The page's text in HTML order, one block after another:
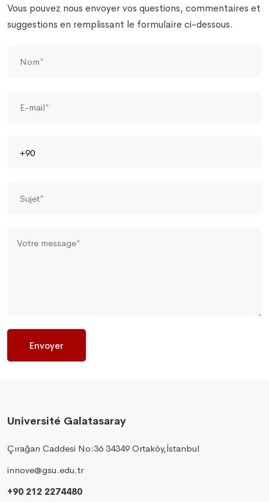
Vous pouvez nous envoyer vos questions, commentaires et
suggestions en remplissant le formulaire ci-dessous.
Envoyer
Université Galatasaray
Çırağan Caddesi No:36 34349 Ortaköy,İstanbul
innove@gsu.edu.tr
+90 212 2274480